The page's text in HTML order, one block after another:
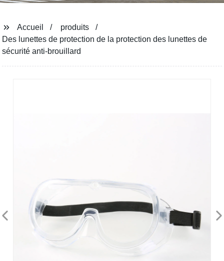
Accueil
produits
Des lunettes de protection de la protection des lunettes de
sécurité anti-brouillard